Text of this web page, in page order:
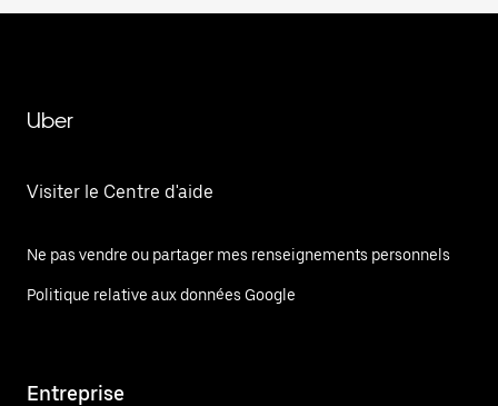
Uber
Visiter le Centre d'aide
Ne pas vendre ou partager mes renseignements personnels
Politique relative aux données Google
Entreprise